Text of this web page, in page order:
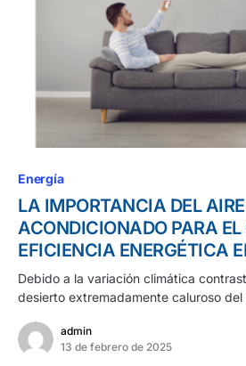
Energía
LA IMPORTANCIA DEL AIRE
ACONDICIONADO PARA
EFICIENCIA ENERGÉTICA
Debido a la variación climática
desierto extremadamente caluroso
admin
13 de febrero de 2025